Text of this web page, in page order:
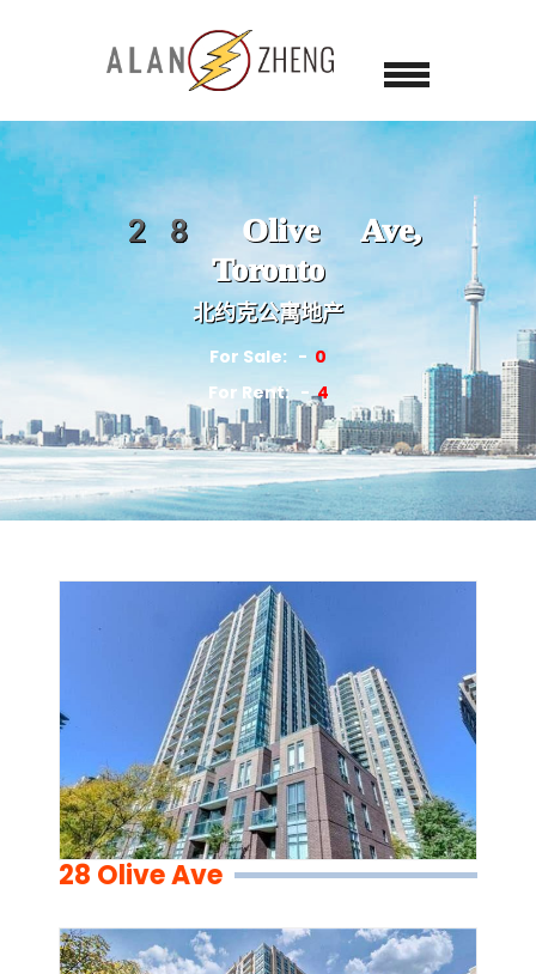
28 Olive Ave,
Toronto
北约克公寓地产
For Sale:
0
For Rent:
4
28 Olive Ave